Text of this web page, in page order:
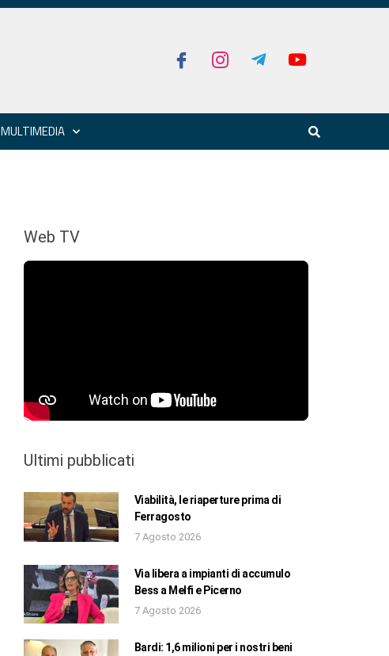
MULTIMEDIA
Web TV
Ultimi pubblicati
Viabilità, le riaperture prima di
Ferragosto
7 Agosto 2026
Via libera a impianti di accumulo
Bess a Melfi e Picerno
7 Agosto 2026
Bardi: 1,6 milioni per i nostri beni